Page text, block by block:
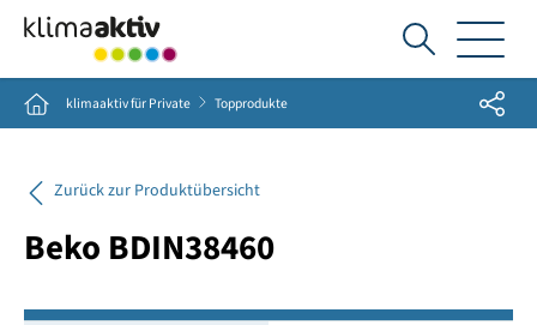
Ich
suche...
Home klimaaktiv für Private Topprodukte Share
Zurück zur Produktübersicht
Beko BDIN38460